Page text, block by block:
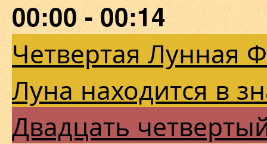
00:00 - 00:14
Четвертая Лунная
Луна находится в
Двадцать